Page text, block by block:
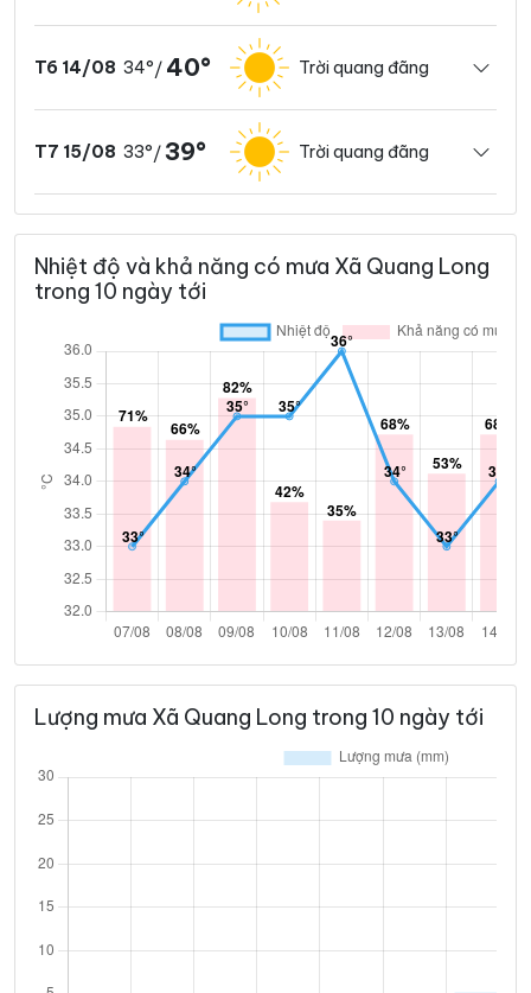
T6 14/08 34°/ 40° Trời quang đãng
T7 15/08 33°/ 39° Trời quang đãng
Nhiệt độ và khả năng có mưa Xã Quang Long
trong 10 ngày tới
Lượng mưa Xã Quang Long trong 10 ngày tới